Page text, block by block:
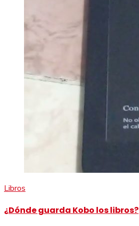
Libros
¿Dónde guarda Kobo los libros?